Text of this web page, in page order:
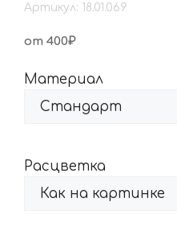
Артикул: 18.01.069
от 400₽
Материал
Расцветка